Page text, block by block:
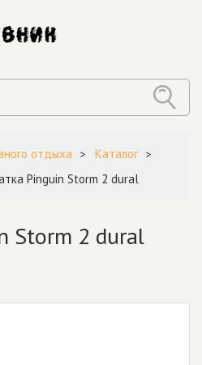
отдыха
Каталог
Pinguin Storm 2 dural
Storm 2 dural